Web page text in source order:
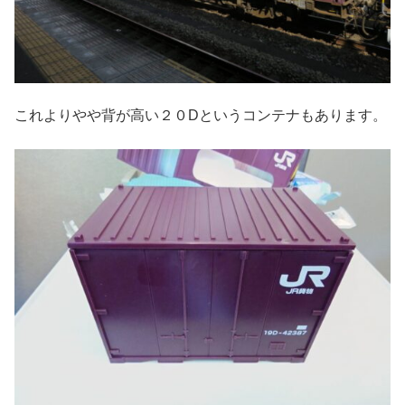
これよりやや背が高い２０Dというコンテナもあります。